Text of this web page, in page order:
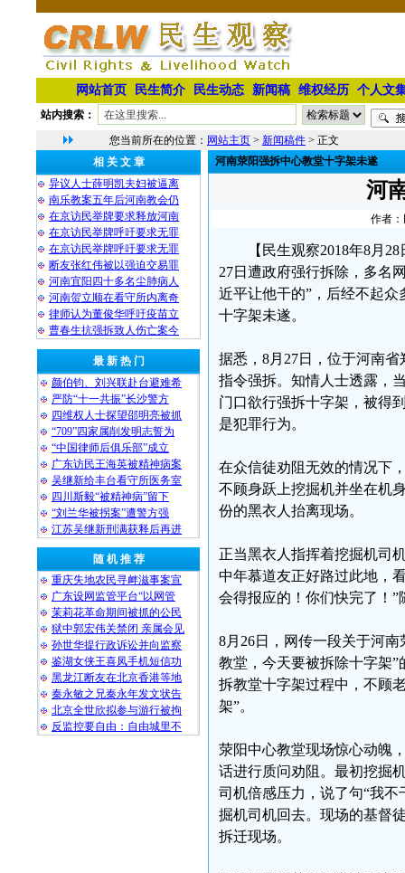
网站首页 民生简介 民生动态 新闻稿 维权经历 个人文
站内搜索：
您当前所在的位置： 网站主页 > 新闻稿件 > 正文
相 关 文 章
异议人士薛明凯夫妇被逼离
南乐教案五年后河南教会仍
在京访民举牌要求释放河南
在京访民举牌呼吁要求无罪
在京访民举牌呼吁要求无罪
断友张红伟被以强迫交易罪
河南宜阳四十多名尘肺病人
河南贺立顺在看守所内离奇
律师认为董俊华呼吁疫苗立
曹春生抗强拆致人伤亡案今
最 新 热 门
颜伯钧、刘兴联赴台避难希
严防“十一共振”长沙警方
四维权人士探望邵明亮被抓
“709”四家属削发明志誓为
“中国律师后俱乐部”成立
广东访民王海英被精神病案
吴继新给丰台看守所医务室
四川斯毅“被精神病”留下
“刘兰华被拐案”遭警方强
江苏吴继新刑满获释后再进
随 机 推 荐
重庆失地农民寻衅滋事案宣
广东设网监管平台“以网管
茉莉花革命期间被抓的公民
狱中郭宏伟关禁闭 亲属会见
孙世华提行政诉讼并向监察
鉴湖女侠王喜凤手机短信功
黑龙江断友在北京香港等地
秦永敏之兄秦永年发文状告
北京全世欣拟参与游行被拘
反监控要自由：自由城里不
河南荥阳强拆中心教堂十字架未遂
河
作者：
【民生观察2018年8月
27日遭政府强行拆除，多名
近平让他干的”，后经不起
十字架未遂。
据悉，8月27日，位于河南
指令强拆。知情人士透露，
门口欲行强拆十字架，被得
是犯罪行为。
在众信徒劝阻无效的情况下
不顾身跃上挖掘机并坐在机
份的黑衣人抬离现场。
正当黑衣人指挥着挖掘机司
中年慕道友正好路过此地，
会得报应的！你们快完了！
8月26日，网传一段关于河
教堂，今天要被拆除十字架
拆教堂十字架过程中，不顾
架”。
荥阳中心教堂现场惊心动魄
话进行质问劝阻。最初挖掘
司机倍感压力，说了句“我
掘机司机回去。现场的基督
拆迁现场。